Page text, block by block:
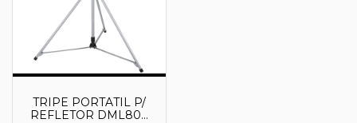
TRIPE PORTATIL P/
REFLETOR DML809